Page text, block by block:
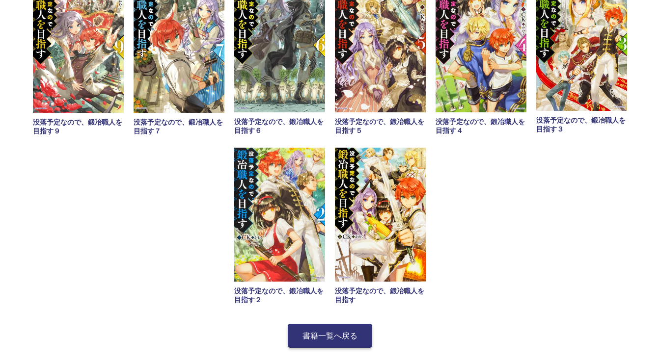
没落予定なので、鍛冶職人を
目指す９
没落予定なので、鍛冶職人を
目指す７
没落予定なので、鍛冶職人を
目指す６
没落予定なので、鍛冶職人を
目指す５
没落予定なので、鍛冶職人を
目指す４
没落予定なので、鍛冶職人を
目指す３
没落予定なので、鍛冶職人を
目指す２
没落予定なので、鍛冶職人を
目指す
書籍一覧へ戻る